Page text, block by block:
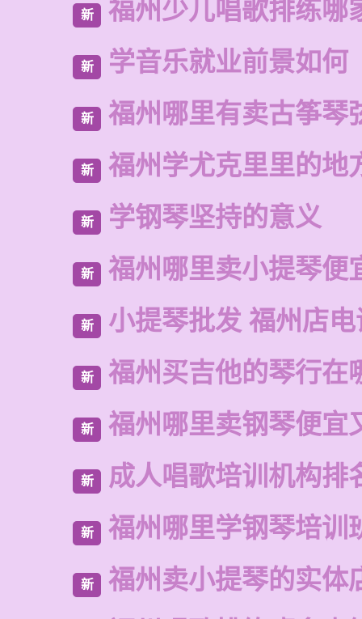
新 福州少儿唱歌排练哪
新 学音乐就业前景如何
新 福州哪里有卖古筝琴
新 福州学尤克里里的地
新 学钢琴坚持的意义
新 福州哪里卖小提琴便
新 小提琴批发 福州店
新 福州买吉他的琴行在
新 福州哪里卖钢琴便宜
新 成人唱歌培训机构排
新 福州哪里学钢琴培训
新 福州卖小提琴的实体